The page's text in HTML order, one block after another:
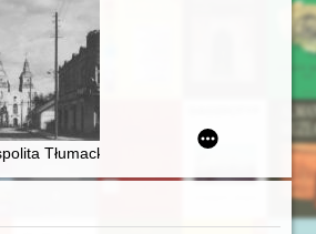
Tłumacka : od ruskiej osady do